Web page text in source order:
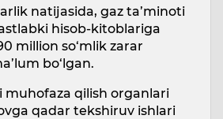
natijasida, gaz ta’minoti
hisob-kitoblariga
million so‘mlik zarar
bo‘lgan.
muhofaza qilish organlari
qadar tekshiruv ishlari